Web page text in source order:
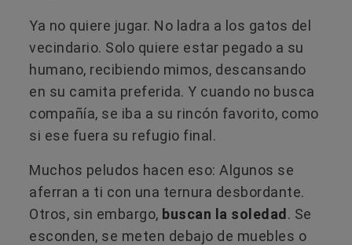
Ya no quiere jugar. No ladra a los gatos del
vecindario. Solo quiere estar pegado a su
humano, recibiendo mimos, descansando
en su camita preferida. Y cuando no busca
compañía, se iba a su rincón favorito, como
si ese fuera su refugio final.
Muchos peludos hacen eso: Algunos se
aferran a ti con una ternura desbordante.
Otros, sin embargo, buscan la soledad . Se
esconden, se meten debajo de muebles o